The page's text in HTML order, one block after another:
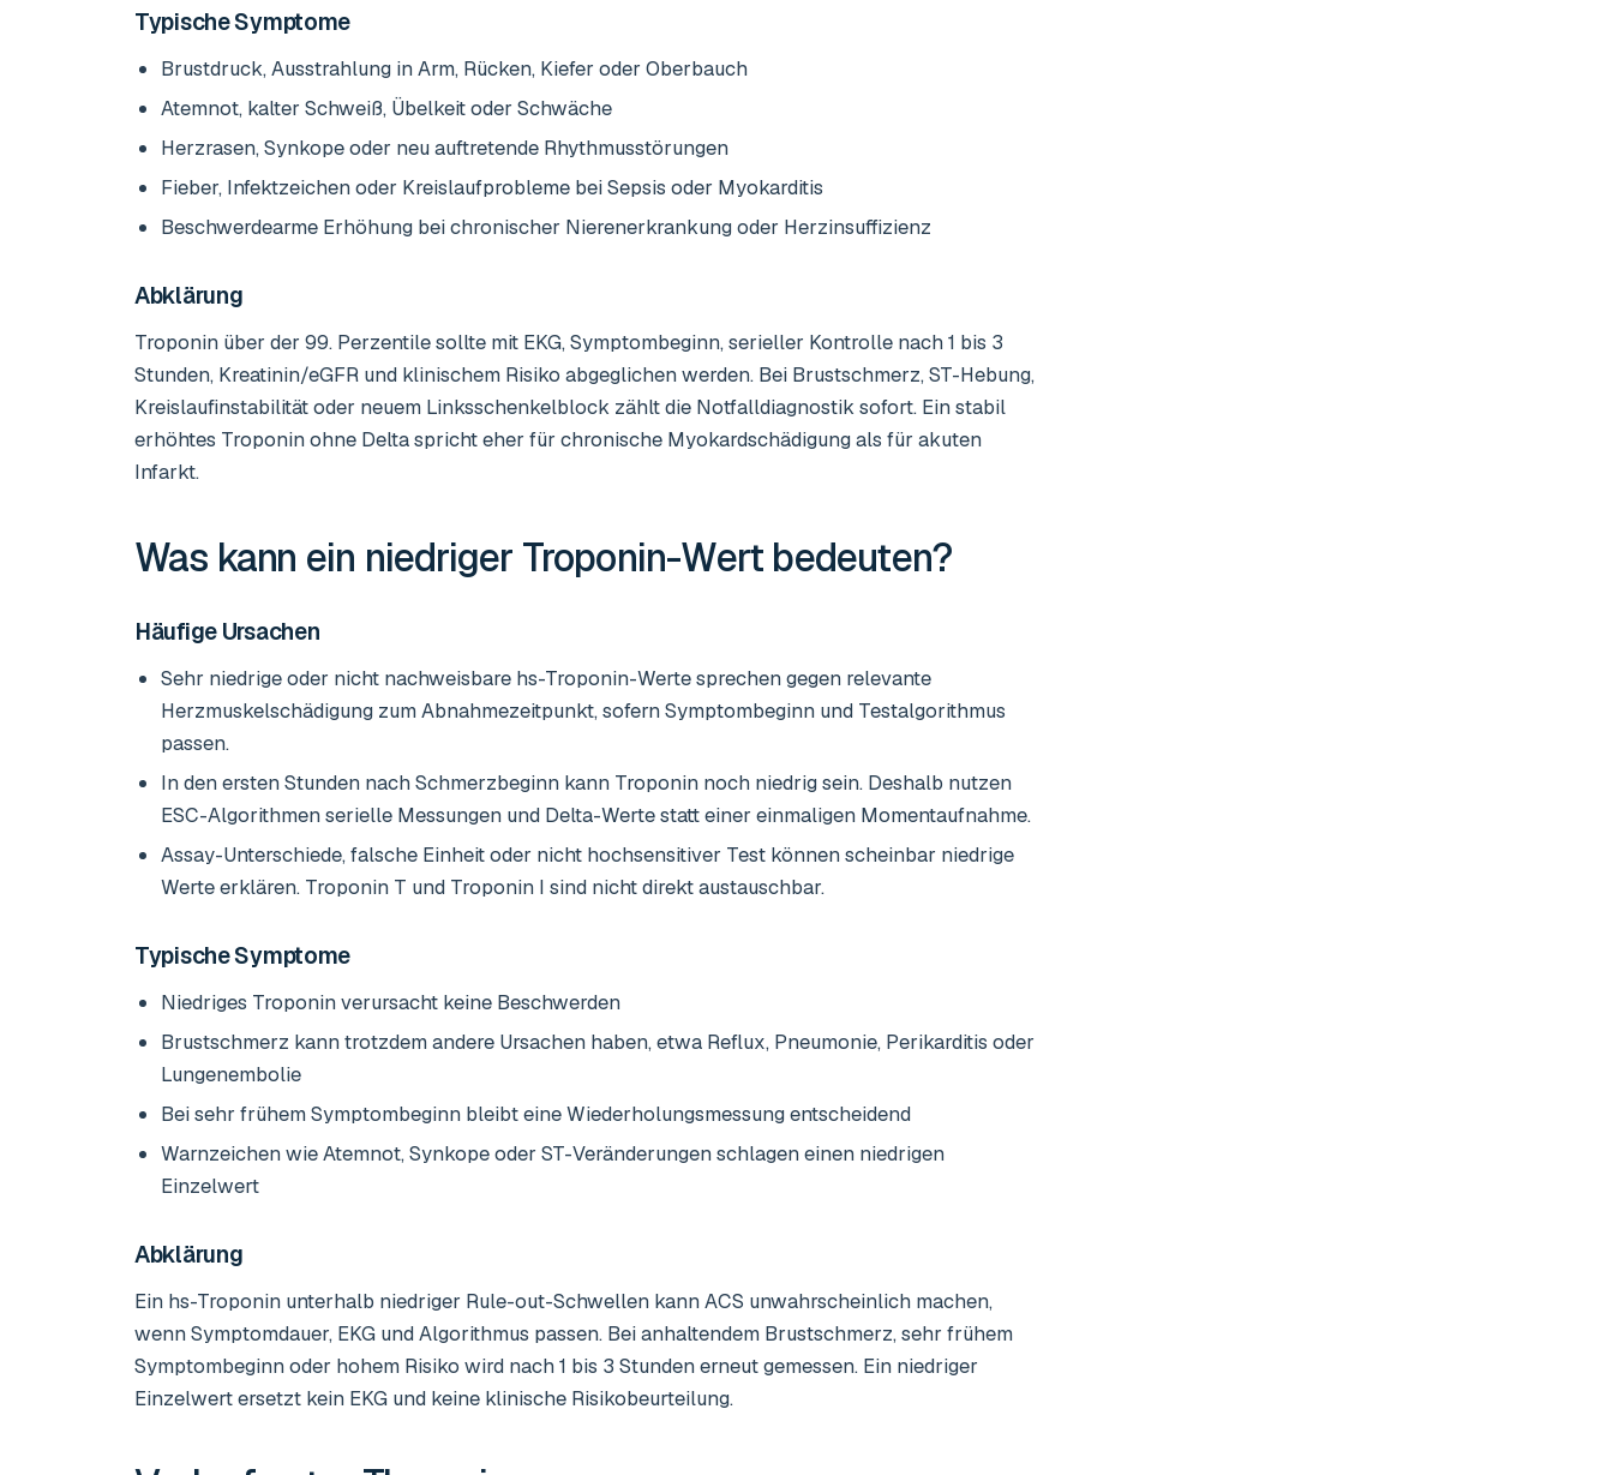
Typische Symptome
Brustdruck, Ausstrahlung in Arm, Rücken, Kiefer oder Oberbauch
Atemnot, kalter Schweiß, Übelkeit oder Schwäche
Herzrasen, Synkope oder neu auftretende Rhythmusstörungen
Fieber, Infektzeichen oder Kreislaufprobleme bei Sepsis oder Myokarditis
Beschwerdearme Erhöhung bei chronischer Nierenerkrankung oder Herzinsuffizienz
Abklärung
Troponin über der 99. Perzentile sollte mit EKG, Symptombeginn, serieller Kontrolle nach 1 bis 3
Stunden, Kreatinin/eGFR und klinischem Risiko abgeglichen werden. Bei Brustschmerz, ST-Hebung,
Kreislaufinstabilität oder neuem Linksschenkelblock zählt die Notfalldiagnostik sofort. Ein stabil
erhöhtes Troponin ohne Delta spricht eher für chronische Myokardschädigung als für akuten
Infarkt.
Was kann ein niedriger Troponin-Wert bedeuten?
Häufige Ursachen
Sehr niedrige oder nicht nachweisbare hs-Troponin-Werte sprechen gegen relevante
Herzmuskelschädigung zum Abnahmezeitpunkt, sofern Symptombeginn und Testalgorithmus
passen.
In den ersten Stunden nach Schmerzbeginn kann Troponin noch niedrig sein. Deshalb nutzen
ESC-Algorithmen serielle Messungen und Delta-Werte statt einer einmaligen Momentaufnahme.
Assay-Unterschiede, falsche Einheit oder nicht hochsensitiver Test können scheinbar niedrige
Werte erklären. Troponin T und Troponin I sind nicht direkt austauschbar.
Typische Symptome
Niedriges Troponin verursacht keine Beschwerden
Brustschmerz kann trotzdem andere Ursachen haben, etwa Reflux, Pneumonie, Perikarditis oder
Lungenembolie
Bei sehr frühem Symptombeginn bleibt eine Wiederholungsmessung entscheidend
Warnzeichen wie Atemnot, Synkope oder ST-Veränderungen schlagen einen niedrigen
Einzelwert
Abklärung
Ein hs-Troponin unterhalb niedriger Rule-out-Schwellen kann ACS unwahrscheinlich machen,
wenn Symptomdauer, EKG und Algorithmus passen. Bei anhaltendem Brustschmerz, sehr frühem
Symptombeginn oder hohem Risiko wird nach 1 bis 3 Stunden erneut gemessen. Ein niedriger
Einzelwert ersetzt kein EKG und keine klinische Risikobeurteilung.